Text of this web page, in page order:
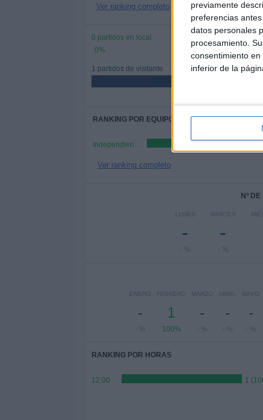
previamente
preferencias
datos personales
procesamiento.
consentimiento
inferior de la
Ver ranking completo
0 partidos en local
0%
1 partidos de visitante
RANKING POR EQUIPOS
Independiente CF
Ver ranking completo
Nº
LUNES
-
- %
MARTES
-
- %
ENERO
-
- %
FEBRERO
1
100%
MARZO
-
- %
ABRIL
-
- %
MAYO
-
- %
RANKING POR HORAS
12:00 1